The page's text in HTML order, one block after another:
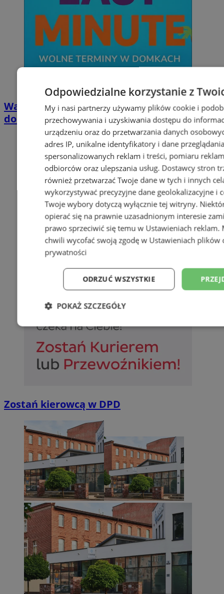
Wakacyjny wypoczynek nad Bałtykiem w
domkach Szmaragdowe Morze
Zostań kierowcą w DPD
Odpowiedzialne korzystanie z
My i nasi partnerzy używamy plików cookie i
przechowywania i uzyskiwania dostępu do
urządzeniu oraz do przetwarzania danych
adres IP, unikalne identyfikatory i dane
spersonalizowanych reklam i treści, pomiaru
odbiorców oraz ulepszania usług. Dostawcy stron
również przetwarzać Twoje dane w tych i innych
wykorzystywać precyzyjne dane geolokalizacyjne i
Twoje wybory dotyczą wyłącznie tej witryny.
opierać się na prawnie uzasadnionym interesie
prawo sprzeciwić się temu w Ustawieniach reklam.
chwili wycofać swoją zgodę w Ustawieniach plików
prywatności
ODRZUĆ WSZYSTKIE
POKAŻ SZCZEGÓŁY
Niezbędne Wydajność
Niesklasyfikowane
Niezbędne Wydajność Targetowanie
Niezbędne pliki cookie umożliwiają korzystanie z podstawowych
takich jak logowanie użytkownika i zarządzanie kontem. Bez
można prawidłowo korzystać ze strony internetowej.
Nazwa
Provider/
Domena
SessID
sosnowiecki.pl
QeSessID sosnowiecki.pl
MvSessID sosnowiecki.pl